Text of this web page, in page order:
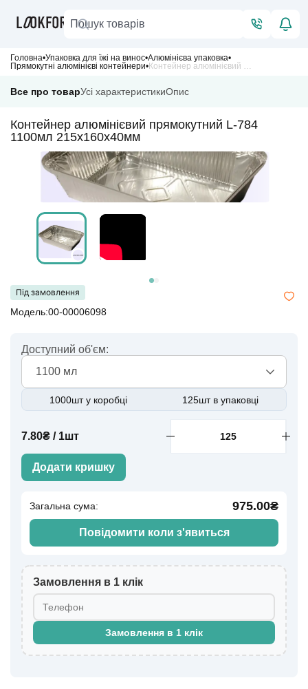
Головна Упаковка для їжі на винос Алюмінієва упаковка
Прямокутні алюмінієві контейнери
Контейнер алюмінієвий прямокутний L-784 1100мл 215х160х40мм
Все про товарУсі характеристикиОпис
Контейнер алюмінієвий прямокутний L-784
1100мл 215х160х40мм
Під замовлення
Модель:00-00006098
Доступний об'єм:
1100 мл
1000шт у коробці 125шт в упаковці
7.80₴ / 1шт
Додати кришку
Загальна сума: 975.00₴
Повідомити коли з'явиться
Замовлення в 1 клік
Замовлення в 1 клік